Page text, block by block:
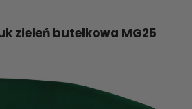
zieleń butelkowa MG25